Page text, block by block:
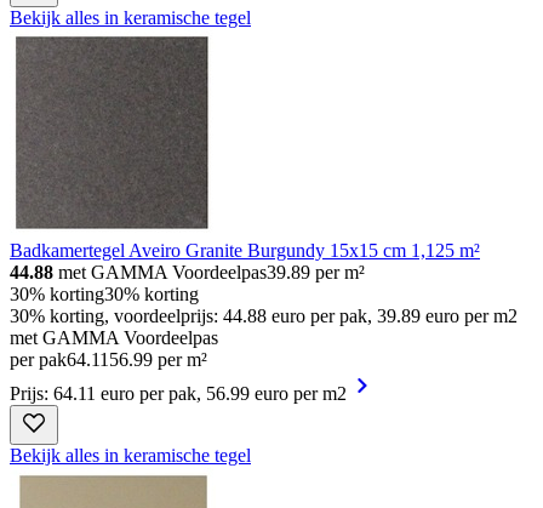
Bekijk alles in keramische tegel
Badkamertegel Aveiro Granite Burgundy 15x15 cm 1,125 m²
44.88 met GAMMA Voordeelpas39.89 per m²
30% korting30% korting
30% korting, voordeelprijs: 44.88 euro per pak, 39.89 euro per m2
met GAMMA Voordeelpas
per pak64.11 56.99 per m²
Prijs: 64.11 euro per pak, 56.99 euro per m2
Bekijk alles in keramische tegel